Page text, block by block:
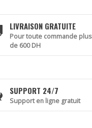
LIVRAISON GRATUITE
Pour toute commande plus
de 600 DH
SUPPORT 24/7
Support en ligne gratuit